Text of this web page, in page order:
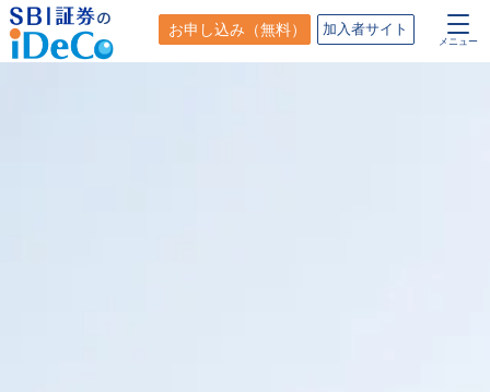
メニュー
加入者サイト
お申し込み （無料）